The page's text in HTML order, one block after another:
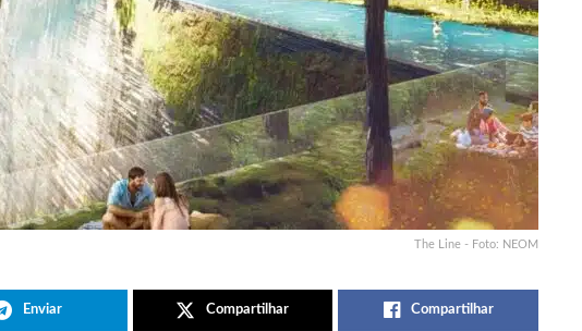
The Line - Foto: NEOM
Enviar Compartilhar Compartilhar